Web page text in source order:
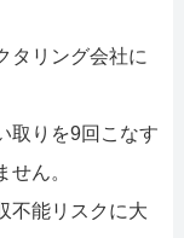
タリング会社に
取りを9回こなす
ん。
不能リスクに大